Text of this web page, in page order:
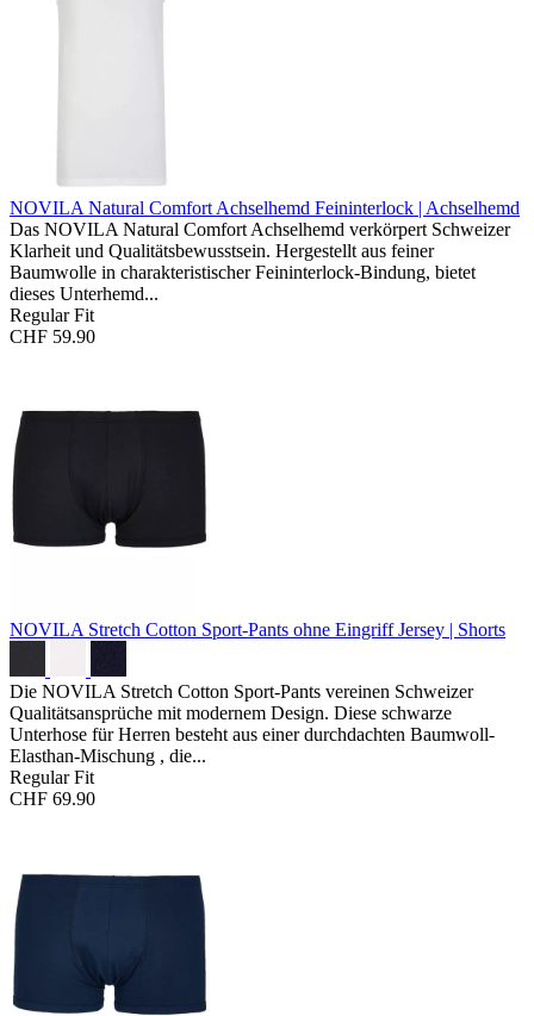
NOVILA Natural Comfort Achselhemd Feininterlock | Achselhemd
Das NOVILA Natural Comfort Achselhemd verkörpert Schweizer
Klarheit und Qualitätsbewusstsein. Hergestellt aus feiner
Baumwolle in charakteristischer Feininterlock-Bindung, bietet
dieses Unterhemd...
Regular Fit
CHF 59.90
NOVILA Stretch Cotton Sport-Pants ohne EingriffJersey | Shorts
Die NOVILA Stretch Cotton Sport-Pants vereinen Schweizer
Qualitätsansprüche mit modernem Design. Diese schwarze
Unterhose für Herren besteht aus einer durchdachten Baumwoll-
Elasthan-Mischung , die...
Regular Fit
CHF 69.90